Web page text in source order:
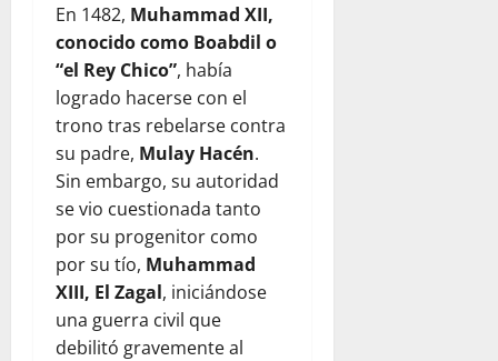
En 1482, Muhammad XII,
conocido como Boabdil o
“el Rey Chico”, había
logrado hacerse con el
trono tras rebelarse contra
su padre, Mulay Hacén.
Sin embargo, su autoridad
se vio cuestionada tanto
por su progenitor como
por su tío, Muhammad
XIII, El Zagal, iniciándose
una guerra civil que
debilitó gravemente al